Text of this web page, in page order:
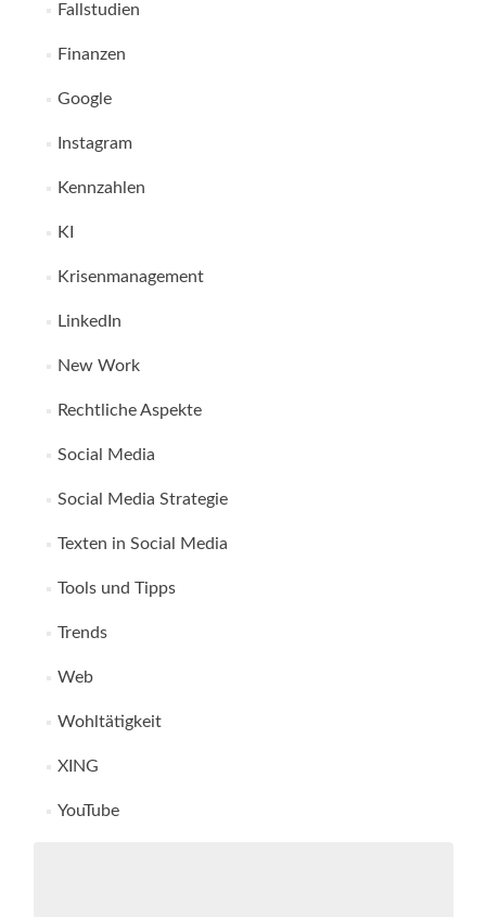
Fallstudien
Finanzen
Google
Instagram
Kennzahlen
KI
Krisenmanagement
LinkedIn
New Work
Rechtliche Aspekte
Social Media
Social Media Strategie
Texten in Social Media
Tools und Tipps
Trends
Web
Wohltätigkeit
XING
YouTube